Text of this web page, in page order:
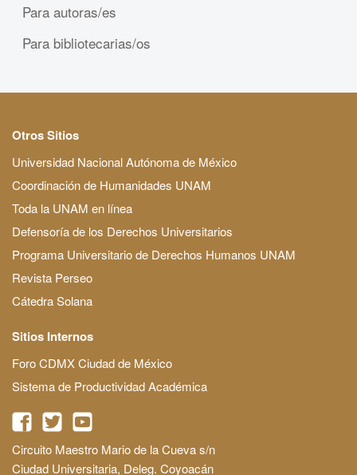
Para autoras/es
Para bibliotecarias/os
Otros Sitios
Universidad Nacional Autónoma de México
Coordinación de Humanidades UNAM
Toda la UNAM en línea
Defensoría de los Derechos Universitarios
Programa Universitario de Derechos Humanos UNAM
Revista Perseo
Cátedra Solana
Sitios Internos
Foro CDMX Ciudad de México
Sistema de Productividad Académica
Circuito Maestro Mario de la Cueva s/n
Ciudad Universitaria, Deleg. Coyoacán